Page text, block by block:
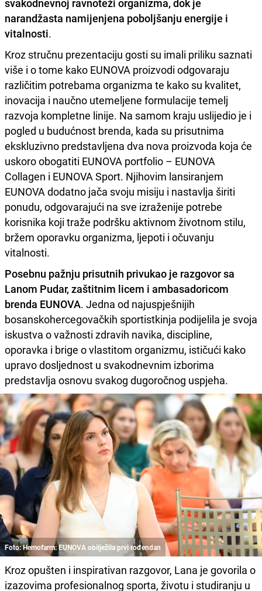
svakodnevnoj ravnoteži organizma, dok je
narandžasta namijenjena poboljšanju energije i
vitalnosti.
Kroz stručnu prezentaciju gosti su imali priliku saznati
više i o tome kako EUNOVA proizvodi odgovaraju
različitim potrebama organizma te kako su kvalitet,
inovacija i naučno utemeljene formulacije temelj
razvoja kompletne linije. Na samom kraju uslijedio je i
pogled u budućnost brenda, kada su prisutnima
ekskluzivno predstavljena dva nova proizvoda koja će
uskoro obogatiti EUNOVA portfolio – EUNOVA
Collagen i EUNOVA Sport. Njihovim lansiranjem
EUNOVA dodatno jača svoju misiju i nastavlja širiti
ponudu, odgovarajući na sve izraženije potrebe
korisnika koji traže podršku aktivnom životnom stilu,
bržem oporavku organizma, ljepoti i očuvanju
vitalnosti.
Posebnu pažnju prisutnih privukao je razgovor sa
Lanom Pudar, zaštitnim licem i ambasadoricom
brenda EUNOVA. Jedna od najuspješnijih
bosanskohercegovačkih sportistkinja podijelila je svoja
iskustva o važnosti zdravih navika, discipline,
oporavka i brige o vlastitom organizmu, ističući kako
upravo dosljednost u svakodnevnim izborima
predstavlja osnovu svakog dugoročnog uspjeha.
Foto: Hemofarm: EUNOVA obilježila prvi rođendan
Kroz opušten i inspirativan razgovor, Lana je govorila o
izazovima profesionalnog sporta, životu i studiranju u